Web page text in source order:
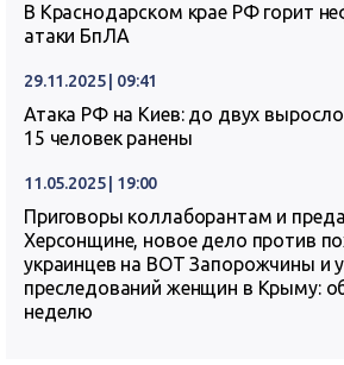
В Краснодарском крае РФ горит
атаки БпЛА
29.11.2025 | 09:41
Атака РФ на Киев: до двух
15 человек ранены
11.05.2025 | 19:00
Приговоры коллаборантам и
Херсонщине, новое дело против
украинцев на ВОТ Запорожчины и
преследований женщин в Крыму:
неделю